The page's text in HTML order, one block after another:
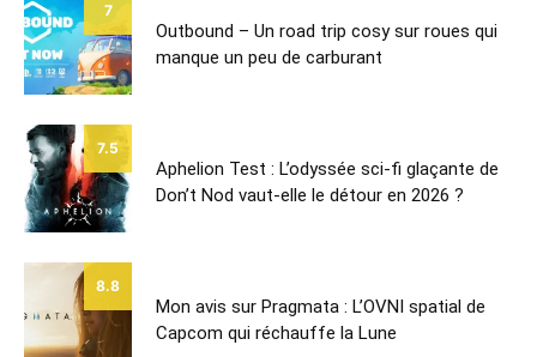
7
Outbound – Un road trip cosy sur roues qui
manque un peu de carburant
7.5
Aphelion Test : L’odyssée sci-fi glaçante de
Don’t Nod vaut-elle le détour en 2026 ?
8.8
Mon avis sur Pragmata : L’OVNI spatial de
Capcom qui réchauffe la Lune